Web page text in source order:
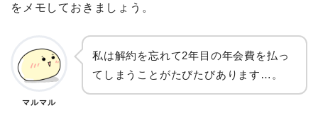
をメモしておきましょう。
マルマル
私は解約を忘れて2年目の年会費を払っ
てしまうことがたびたびあります…。